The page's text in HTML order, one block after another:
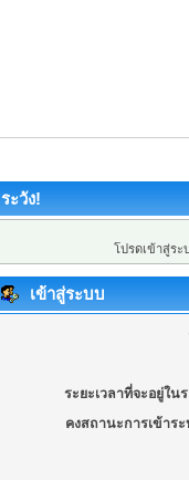
ระวัง!
โปรดเข้าสู่ระ
เข้าสู่ระบบ
ระยะเวลาที่จะอยู่ใน
คงสถานะการเข้าร